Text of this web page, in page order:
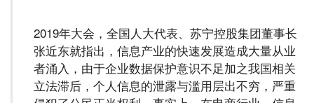
2019年大会，全国人大代表、苏宁控股集团董事长
张近东就指出，信息产业的快速发展造成大量从业
者涌入，由于企业数据保护意识不足加之我国相关
立法滞后，个人信息的泄露与滥用层出不穷，严重